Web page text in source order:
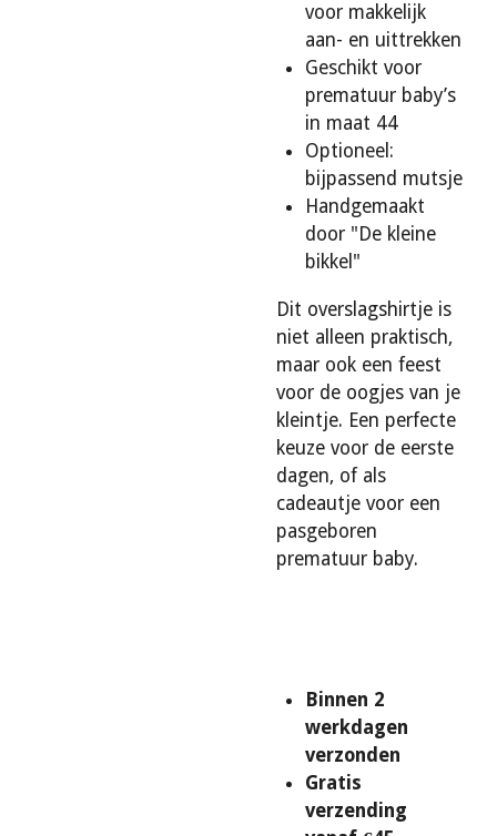
voor makkelijk
aan- en uittrekken
Geschikt voor
prematuur baby’s
in maat 44
Optioneel:
bijpassend mutsje
Handgemaakt
door "De kleine
bikkel"
Dit overslagshirtje is
niet alleen praktisch,
maar ook een feest
voor de oogjes van je
kleintje. Een perfecte
keuze voor de eerste
dagen, of als
cadeautje voor een
pasgeboren
prematuur baby.
Binnen 2
werkdagen
verzonden
Gratis
verzending